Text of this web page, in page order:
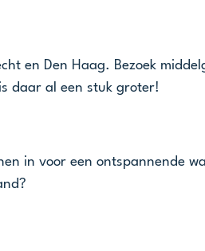
en Den Haag. Bezoek
daar al een stuk groter!
in voor een ontspannende